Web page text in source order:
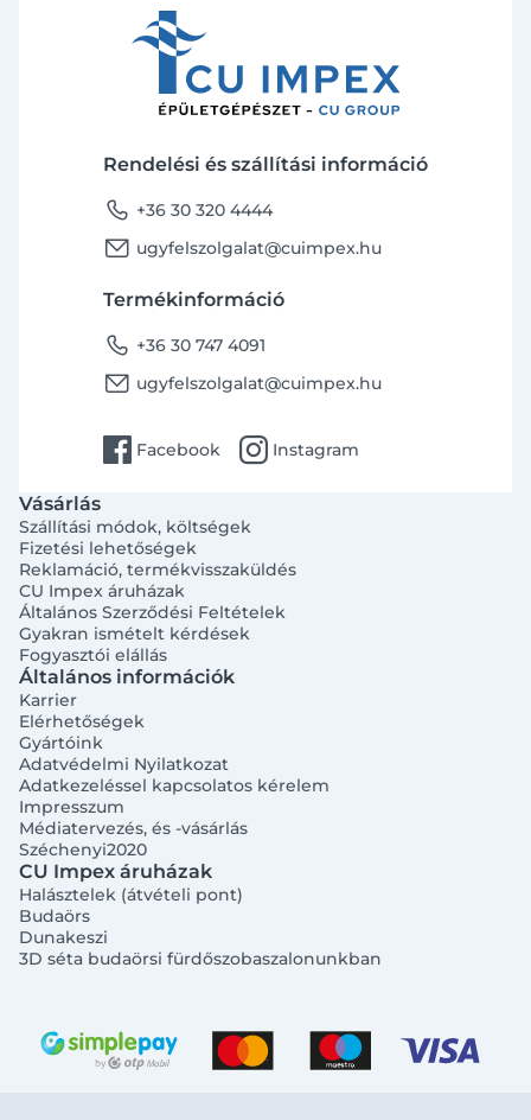
Rendelési és szállítási információ
phone +36 30 320 4444
email ugyfelszolgalat@cuimpex.hu
Termékinformáció
phone +36 30 747 4091
email ugyfelszolgalat@cuimpex.hu
facebook Facebook instagram Instagram
Vásárlás
Szállítási módok, költségek
Fizetési lehetőségek
Reklamáció, termékvisszaküldés
CU Impex áruházak
Általános Szerződési Feltételek
Gyakran ismételt kérdések
Fogyasztói elállás
Általános információk
Karrier
Elérhetőségek
Gyártóink
Adatvédelmi Nyilatkozat
Adatkezeléssel kapcsolatos kérelem
Impresszum
Médiatervezés, és -vásárlás
Széchenyi2020
CU Impex áruházak
Halásztelek (átvételi pont)
Budaörs
Dunakeszi
3D séta budaörsi fürdőszobaszalonunkban